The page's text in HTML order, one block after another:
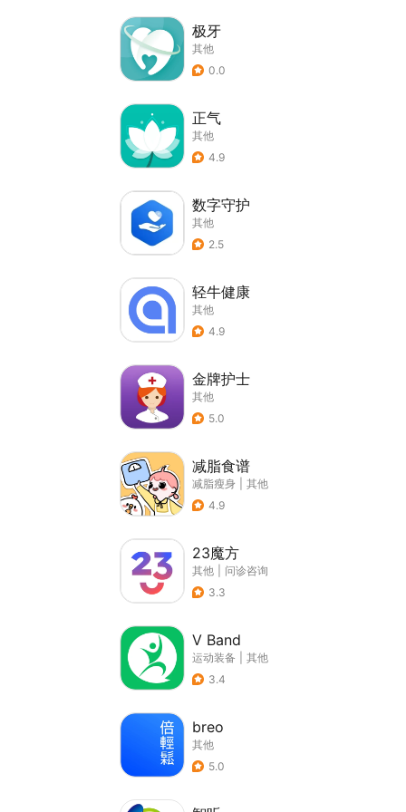
极牙
其他
0.0
正气
其他
4.9
数字守护
其他
2.5
轻牛健康
其他
4.9
金牌护士
其他
5.0
减脂食谱
减脂瘦身
其他
4.9
23魔方
其他
问诊咨询
3.3
V Band
运动装备
其他
3.4
breo
其他
5.0